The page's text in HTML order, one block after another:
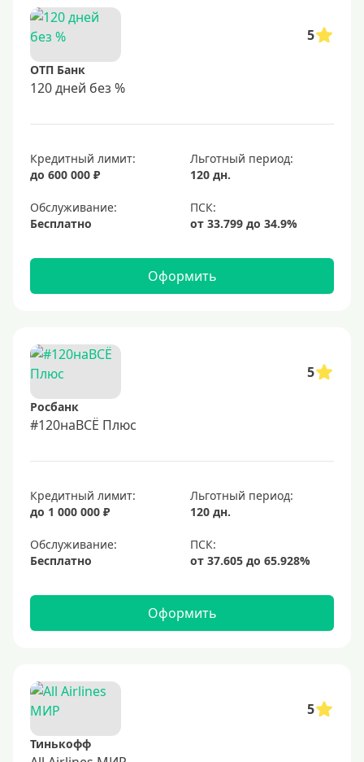
5
ОТП Банк
120 дней без %
Кредитный лимит:
до 600 000 ₽
Льготный период:
120 дн.
Обслуживание:
Бесплатно
Оформить
5
Росбанк
#120наВСЁ Плюс
Кредитный лимит:
до 1 000 000 ₽
Льготный период:
120 дн.
Обслуживание:
Бесплатно
Оформить
5
Тинькофф